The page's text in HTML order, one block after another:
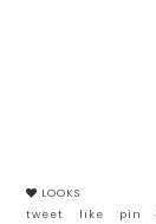
LOOKS
tweet
like pin